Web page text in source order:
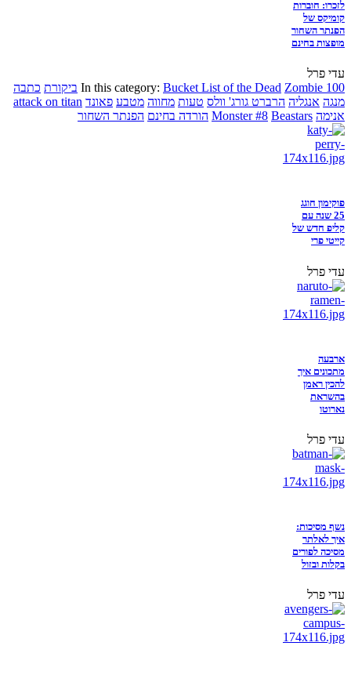
לזכרו: חוברות
קומיקס של
הפנתר השחור
מופצות בחינם
עדי פרל
In this category: Bucket List of the Dead Zombie 100 ביקורת כתבה
מנגה אנגליה הרברט גורג' וולס טעות מחווה מטבע פאונד attack on titan
אנימה
Monster #8 Beastars הורדה בחינם הפנתר השחור
פוקימון חוגג
25 שנה עם
קליפ חדש של
קייטי פרי
עדי פרל
ארבעה
מתכונים איך
להכין ראמן
בהשראת
נארוטו
עדי פרל
נשף מסיכות:
איך לאלתר
מסיכה לפורים
בקלות ובזול
עדי פרל